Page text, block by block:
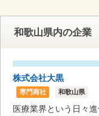
和歌山県内の企業
株式会社大黒
専門商社 和歌山県
医療業界という日々